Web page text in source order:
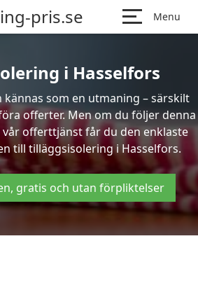
pris.se Menu
i Hasselfors
som en utmaning – särskilt
offerter. Men om du följer denna
offerttjänst får du den enklaste
till tilläggsisolering i Hasselfors.
gratis och utan förpliktelser